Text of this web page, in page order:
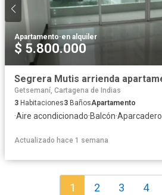
Apartamento·en alquiler
$ 5.800.000
Getsemaní, Cartagena de Indias
3 Habitaciones3 BañosApartamento
·Aire acondicionado·Balcón·Aparcadero
Actualizado hace 1 semana
1 2 3 4